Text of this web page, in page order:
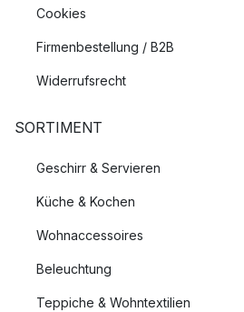
Cookies
Firmenbestellung / B2B
Widerrufsrecht
SORTIMENT
Geschirr & Servieren
Küche & Kochen
Wohnaccessoires
Beleuchtung
Teppiche & Wohntextilien